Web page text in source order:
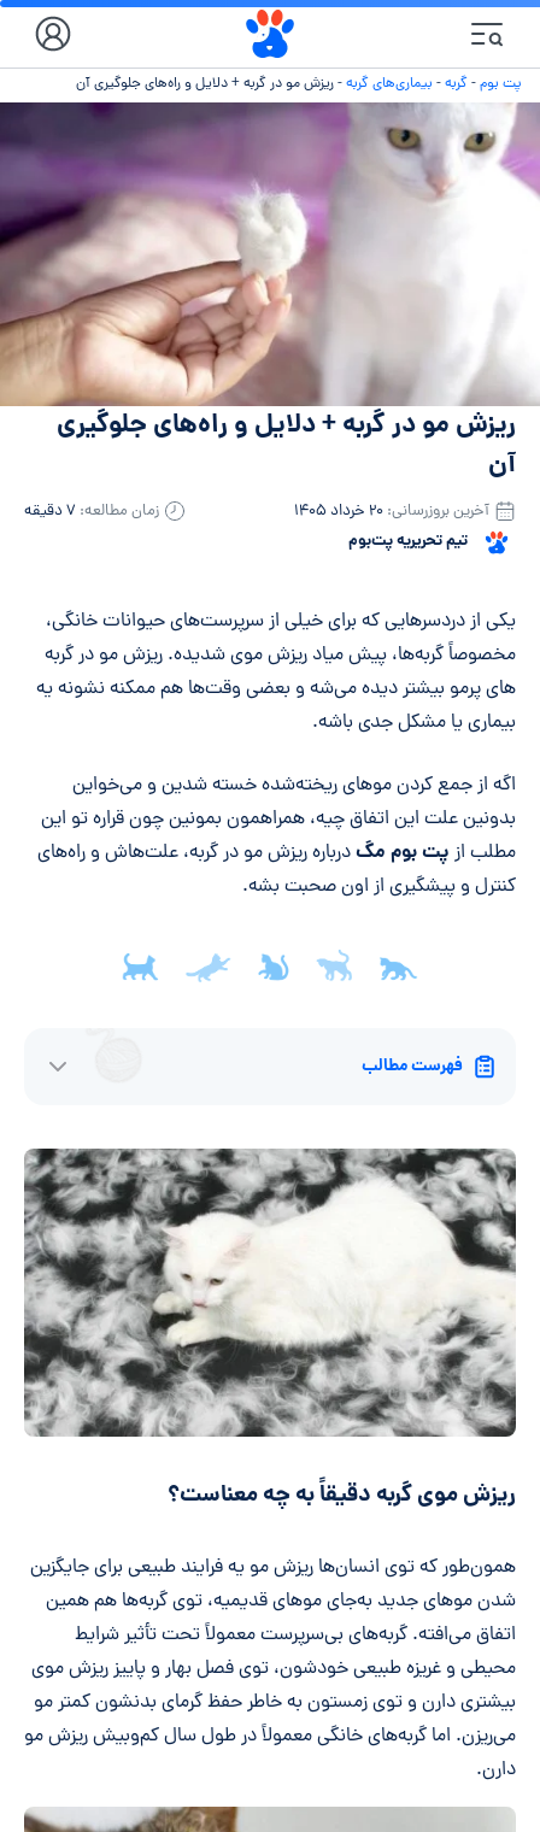
پت بوم-گربه- بیماری‌های گربه-ریزش مو در گربه + دلایل و راه‌های جلوگیری آن
ریزش مو در گربه + دلایل و راه‌های جلوگیری
آن
تیم تحریریه پت‌بوم
آخرین بروزرسانی: ۲۰ خرداد ۱۴۰۵ زمان مطالعه: ۷ دقیقه
خلاصه مقاله
یکی از دردسرهایی که برای خیلی از سرپرست‌های حیوانات خانگی،
مخصوصاً گربه‌ها، پیش میاد ریزش موی شدیده. ریزش مو در گربه
های پرمو بیشتر دیده می‌شه و بعضی وقت‌ها هم ممکنه نشونه یه
بیماری یا مشکل جدی باشه.
اگه از جمع کردن موهای ریخته‌شده خسته شدین و می‌خواین
بدونین علت این اتفاق چیه، همراهمون بمونین چون قراره تو این
مطلب از پت بوم مگدرباره ریزش مو در گربه، علت‌هاش و راه‌های
کنترل و پیشگیری از اون صحبت بشه.
فهرست مطالب
ریزش موی گربه دقیقاً به چه معناست؟
همون‌طور که توی انسان‌ها ریزش مو یه فرایند طبیعی برای جایگزین
شدن موهای جدید به‌جای موهای قدیمیه، توی گربه‌ها هم همین
اتفاق می‌افته. گربه‌های بی‌سرپرست معمولاً تحت تأثیر شرایط
محیطی و غریزه طبیعی خودشون، توی فصل بهار و پاییز ریزش موی
بیشتری دارن و توی زمستون به خاطر حفظ گرمای بدنشون کمتر مو
می‌ریزن. اما گربه‌های خانگی معمولاً در طول سال کم‌وبیش ریزش مو
دارن.